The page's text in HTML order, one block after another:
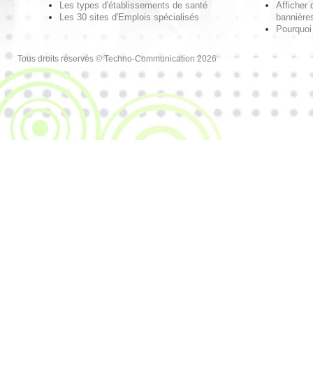
Les types d'établissements de santé
Les 30 sites d'Emplois spécialisés
Afficher
Tous droits réservés © Techno-Communication 2026